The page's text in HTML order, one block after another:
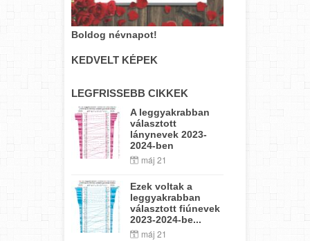
Boldog névnapot!
KEDVELT KÉPEK
LEGFRISSEBB CIKKEK
A leggyakrabban
választott
lánynevek 2023-
2024-ben
máj 21
Ezek voltak a
leggyakrabban
választott fiúnevek
2023-2024-be...
máj 21